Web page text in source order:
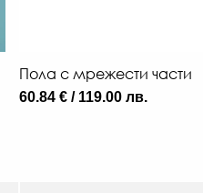
Пола с мрежести части
60.84 € / 119.00 лв.